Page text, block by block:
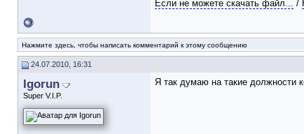
Если не можете скачать файл... /
Нажмите здесь, чтобы написать комментарий к этому сообщению
24.07.2010, 16:31
Igorun
Super V.I.P.
Я так думаю на такие должности